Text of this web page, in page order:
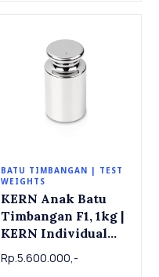
BATU TIMBANGAN | TEST
WEIGHTS
KERN Anak Batu
Timbangan F1, 1kg |
KERN Individual
weight 326-11 ,
OIML Class F1, 1 kg
Rp.5.600.000,-